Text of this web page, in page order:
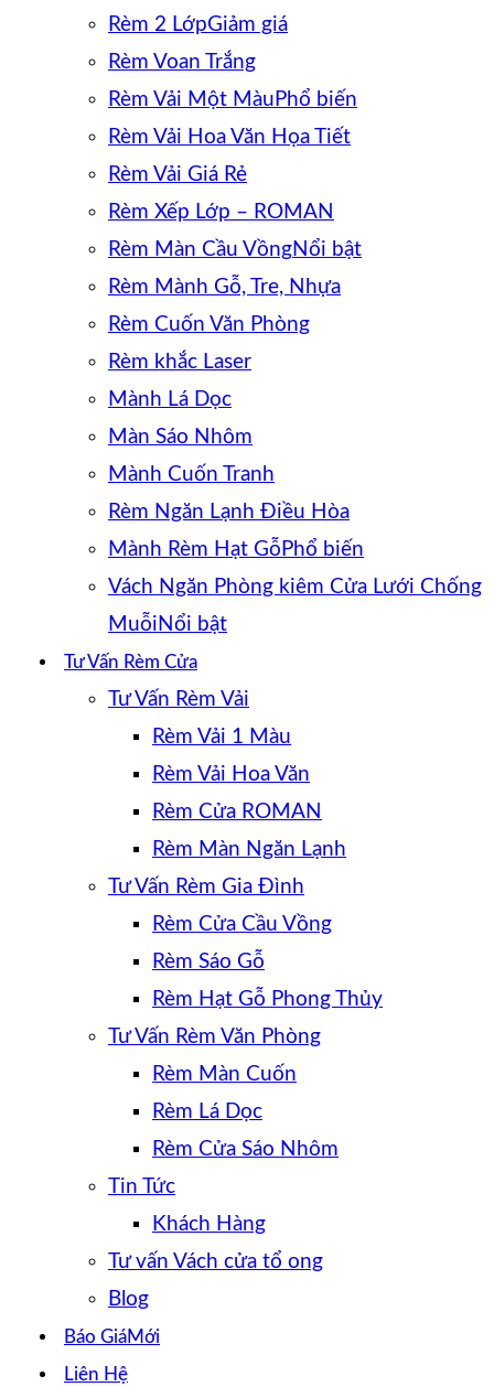
Rèm 2 Lớp
Rèm Voan Trắng
Rèm Vải Một Màu
Rèm Vải Hoa Văn Họa Tiết
Rèm Vải Giá Rẻ
Rèm Xếp Lớp – ROMAN
Rèm Màn Cầu Vồng
Rèm Mành Gỗ, Tre, Nhựa
Rèm Cuốn Văn Phòng
Rèm khắc Laser
Mành Lá Dọc
Màn Sáo Nhôm
Mành Cuốn Tranh
Rèm Ngăn Lạnh Điều Hòa
Mành Rèm Hạt Gỗ
Vách Ngăn Phòng kiêm Cửa Lưới Chống
Muỗi
Tư Vấn Rèm Cửa
Tư Vấn Rèm Vải
Rèm Vải 1 Màu
Rèm Vải Hoa Văn
Rèm Cửa ROMAN
Rèm Màn Ngăn Lạnh
Tư Vấn Rèm Gia Đình
Rèm Cửa Cầu Vồng
Rèm Sáo Gỗ
Rèm Hạt Gỗ Phong Thủy
Tư Vấn Rèm Văn Phòng
Rèm Màn Cuốn
Rèm Lá Dọc
Rèm Cửa Sáo Nhôm
Tin Tức
Khách Hàng
Tư vấn Vách cửa tổ ong
Blog
Báo Giá
Liên Hệ